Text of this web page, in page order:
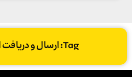
Tag: ارسال و دریافت ارز در ترزور